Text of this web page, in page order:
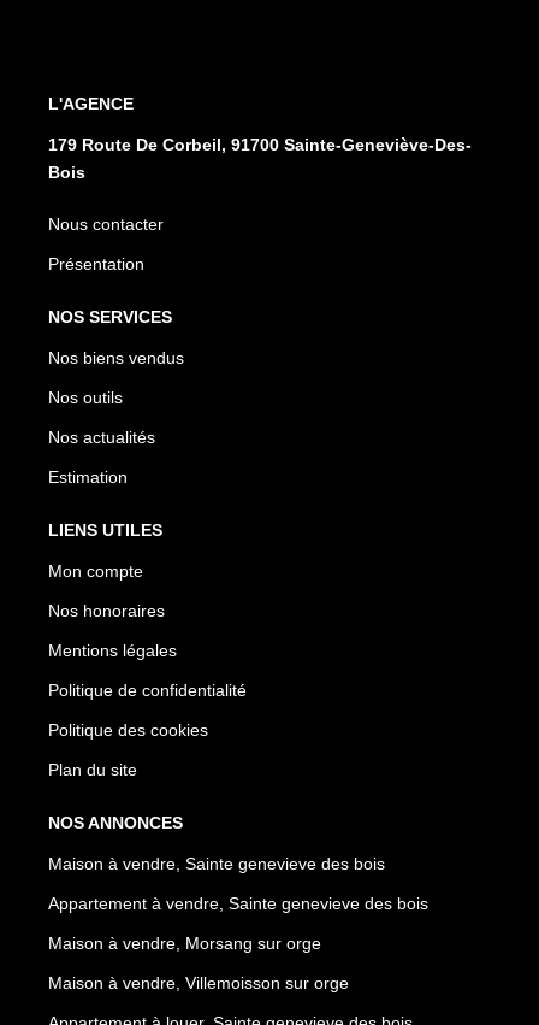
L'AGENCE
179 Route De Corbeil, 91700 Sainte-Geneviève-Des-
Bois
Nous contacter
Présentation
NOS SERVICES
Nos biens vendus
Nos outils
Nos actualités
Estimation
LIENS UTILES
Mon compte
Nos honoraires
Mentions légales
Politique de confidentialité
Politique des cookies
Plan du site
NOS ANNONCES
Maison à vendre, Sainte genevieve des bois
Appartement à vendre, Sainte genevieve des bois
Maison à vendre, Morsang sur orge
Maison à vendre, Villemoisson sur orge